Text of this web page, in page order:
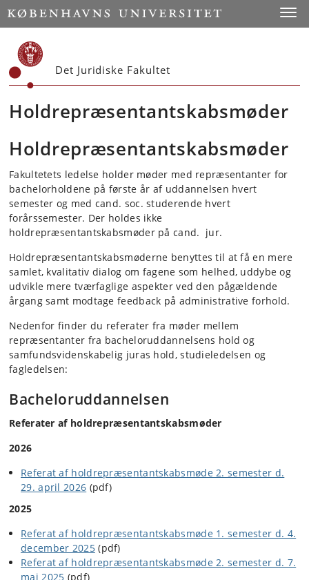
Start
Det Juridiske Fakultet
Holdrepræsentantskabsmøder
Holdrepræsentantskabsmøder
Fakultetets ledelse holder møder med repræsentanter for
bachelorholdene på første år af uddannelsen hvert
semester og med cand. soc. studerende hvert
forårssemester. Der holdes ikke
holdrepræsentantskabsmøder på cand. jur.
Holdrepræsentantskabsmøderne benyttes til at få en mere
samlet, kvalitativ dialog om fagene som helhed, uddybe og
udvikle mere tværfaglige aspekter ved den pågældende
årgang samt modtage feedback på administrative forhold.
Nedenfor finder du referater fra møder mellem
repræsentanter fra bacheloruddannelsens hold og
samfundsvidenskabelig juras hold, studieledelsen og
fagledelsen:
Bacheloruddannelsen
Referater af holdrepræsentantskabsmøder
2026
Referat af holdrepræsentantskabsmøde 2. semester d.
29. april 2026 (pdf)
2025
Referat af holdrepræsentantskabsmøde 1. semester d. 4.
december 2025(pdf)
Referat af holdrepræsentantskabsmøde 2. semester d. 7.
maj 2025 (pdf)